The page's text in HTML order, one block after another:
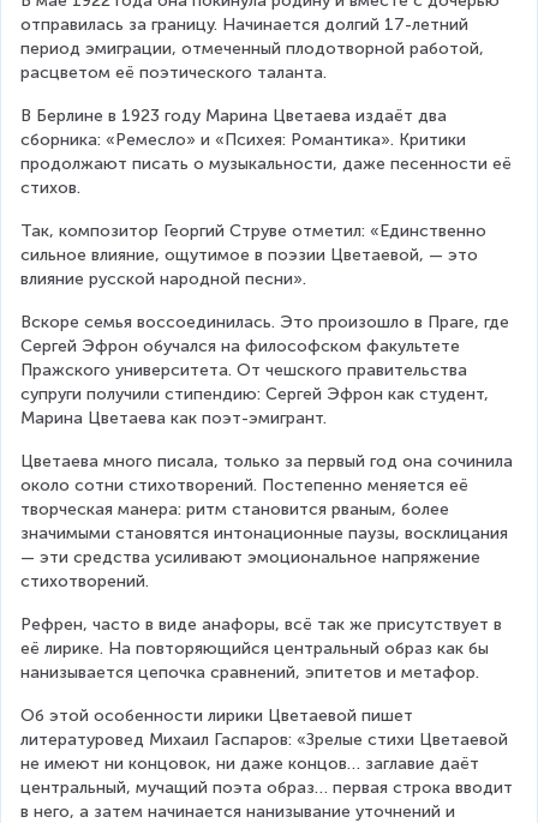
отправилась за границу. Начинается долгий 17-летний
период эмиграции, отмеченный плодотворной работой,
расцветом её поэтического таланта.
В Берлине в 1923 году Марина Цветаева издаёт два
сборника: «Ремесло» и «Психея: Романтика». Критики
продолжают писать о музыкальности, даже песенности её
стихов.
Так, композитор Георгий Струве отметил: «Единственно
сильное влияние, ощутимое в поэзии Цветаевой, — это
влияние русской народной песни».
Вскоре семья воссоединилась. Это произошло в Праге, где
Сергей Эфрон обучался на философском факультете
Пражского университета. От чешского правительства
супруги получили стипендию: Сергей Эфрон как студент,
Марина Цветаева как поэт-эмигрант.
Цветаева много писала, только за первый год она сочинила
около сотни стихотворений. Постепенно меняется её
творческая манера: ритм становится рваным, более
значимыми становятся интонационные паузы, восклицания
— эти средства усиливают эмоциональное напряжение
стихотворений.
Рефрен, часто в виде анафоры, всё так же присутствует в
её лирике. На повторяющийся центральный образ как бы
нанизывается цепочка сравнений, эпитетов и метафор.
Об этой особенности лирики Цветаевой пишет
литературовед Михаил Гаспаров: «Зрелые стихи Цветаевой
не имеют ни концовок, ни даже концов… заглавие даёт
центральный, мучащий поэта образ… первая строка вводит
в него, а затем начинается нанизывание уточнений и